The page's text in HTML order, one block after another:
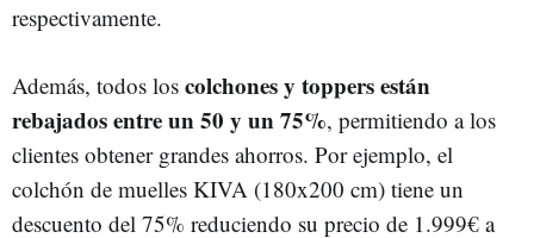
respectivamente.
Además, todos los colchones y toppers están
rebajados entre un 50 y un 75%, permitiendo a los
clientes obtener grandes ahorros. Por ejemplo, el
colchón de muelles KIVA (180x200 cm) tiene un
descuento del 75% reduciendo su precio de 1.999€ a